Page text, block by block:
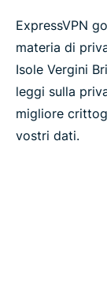
ExpressVPN
materia di
Isole Vergini
leggi sulla
migliore
vostri dati.